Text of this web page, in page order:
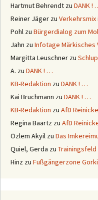
Hartmut Behrendt zu DANK !
Reiner Jäger zu
Pohl zu Bürgerdialog zum
Jahn zu Infotage Märkisches
Margitta Leuschner zu
A. zu DANK ! …
KB-Redaktion zu DANK ! …
Kai Bruchmann zu DANK ! …
KB-Redaktion zu AfD
Regina Baartz zu AfD
Özlem Akyil zu Das
Quiel, Gerda zu
Hinz zu Fußgängerzone